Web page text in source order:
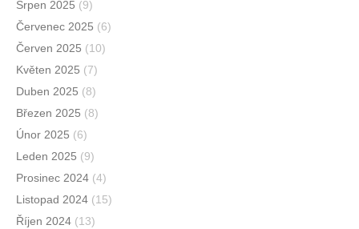
Srpen 2025 (9)
Červenec 2025 (6)
Červen 2025 (10)
Květen 2025 (7)
Duben 2025 (8)
Březen 2025 (8)
Únor 2025 (6)
Leden 2025 (9)
Prosinec 2024 (4)
Listopad 2024 (15)
Říjen 2024 (13)